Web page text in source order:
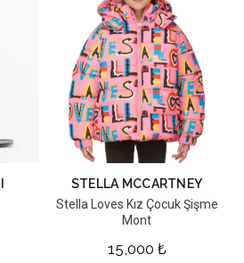
STELLA MCCARTNEY
Stella Loves Kız Çocuk Şişme
Mont
15,000 ₺